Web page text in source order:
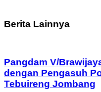
Berita Lainnya
Pangdam V/
dengan Pengasuh
Tebuireng Jombang